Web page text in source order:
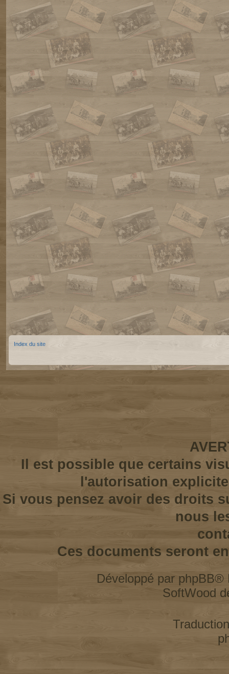
Index du site
Il est possible que certains
l'autorisation
Si vous pensez avoir des droits
nous
Ces documents seront
Développé par phpBB®
SoftWood